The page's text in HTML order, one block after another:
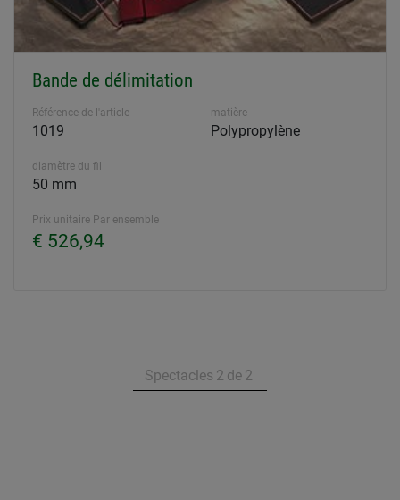
Bande de délimitation
Référence de l'article
1019
matière
Polypropylène
diamètre du fil
50 mm
Prix unitaire Par ensemble
€ 526,94
Spectacles 2 de 2